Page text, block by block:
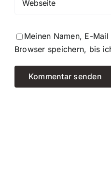
Meinen Namen, E-
Browser speichern, bis